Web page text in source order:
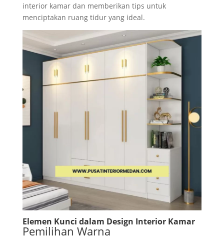
interior kamar dan memberikan tips untuk
menciptakan ruang tidur yang ideal.
Elemen Kunci dalam Design Interior Kamar
Pemilihan Warna